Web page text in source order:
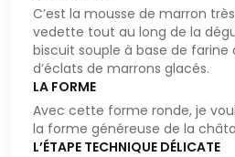
C’est la mousse de marron
vedette tout au long de la
biscuit souple à base de
d’éclats de marrons glacés.
LA FORME
Avec cette forme ronde, je
la forme généreuse de la
L’ÉTAPE TECHNIQUE DÉLICATE